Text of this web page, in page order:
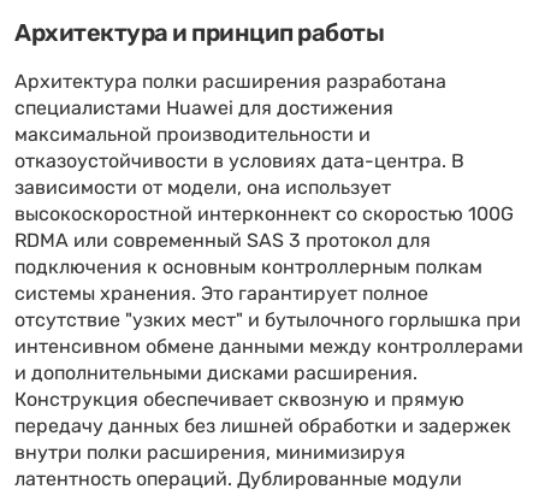
Архитектура и принцип работы
Архитектура полки расширения разработана
специалистами Huawei для достижения
максимальной производительности и
отказоустойчивости в условиях дата-центра. В
зависимости от модели, она использует
высокоскоростной интерконнект со скоростью 100G
RDMA или современный SAS 3 протокол для
подключения к основным контроллерным полкам
системы хранения. Это гарантирует полное
отсутствие "узких мест" и бутылочного горлышка при
интенсивном обмене данными между контроллерами
и дополнительными дисками расширения.
Конструкция обеспечивает сквозную и прямую
передачу данных без лишней обработки и задержек
внутри полки расширения, минимизируя
латентность операций. Дублированные модули